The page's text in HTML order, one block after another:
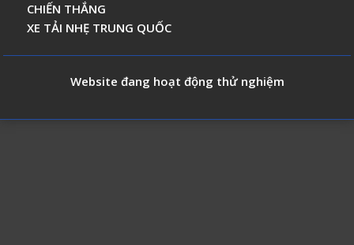
CHIẾN THẮNG
XE TẢI NHẸ TRUNG QUỐC
Website đang hoạt động thử nghiệm